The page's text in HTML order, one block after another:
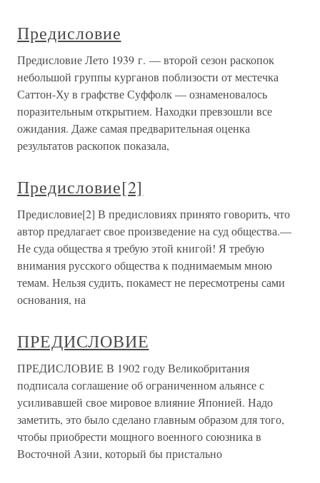
Предисловие
Предисловие Лето 1939 г. — второй сезон раскопок
небольшой группы курганов поблизости от местечка
Саттон-Ху в графстве Суффолк — ознаменовалось
поразительным открытием. Находки превзошли все
ожидания. Даже самая предварительная оценка
результатов раскопок показала,
Предисловие[2]
Предисловие[2] В предисловиях принято говорить, что
автор предлагает свое произведение на суд общества.—
Не суда общества я требую этой книгой! Я требую
внимания русского общества к поднимаемым мною
темам. Нельзя судить, покамест не пересмотрены сами
основания, на
ПРЕДИСЛОВИЕ
ПРЕДИСЛОВИЕ В 1902 году Великобритания
подписала соглашение об ограниченном альянсе с
усиливавшей свое мировое влияние Японией. Надо
заметить, это было сделано главным образом для того,
чтобы приобрести мощного военного союзника в
Восточной Азии, который бы пристально